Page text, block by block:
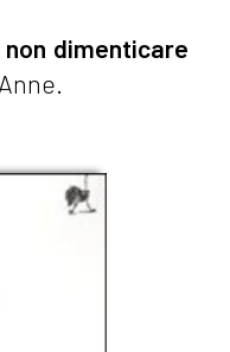
non dimenticare